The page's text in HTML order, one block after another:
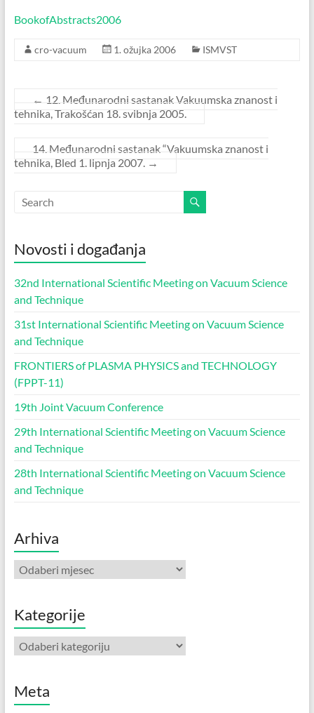
BookofAbstracts2006
cro-vacuum 1. ožujka 2006 ISMVST
← 12. Međunarodni sastanak Vakuumska znanost i
tehnika, Trakošćan 18. svibnja 2005.
14. Međunarodni sastanak “Vakuumska znanost i
tehnika, Bled 1. lipnja 2007. →
Novosti i događanja
32nd International Scientific Meeting on Vacuum Science
and Technique
31st International Scientific Meeting on Vacuum Science
and Technique
FRONTIERS of PLASMA PHYSICS and TECHNOLOGY
(FPPT-11)
19th Joint Vacuum Conference
29th International Scientific Meeting on Vacuum Science
and Technique
28th International Scientific Meeting on Vacuum Science
and Technique
Arhiva
Arhiva
Kategorije
Kategorije
Meta